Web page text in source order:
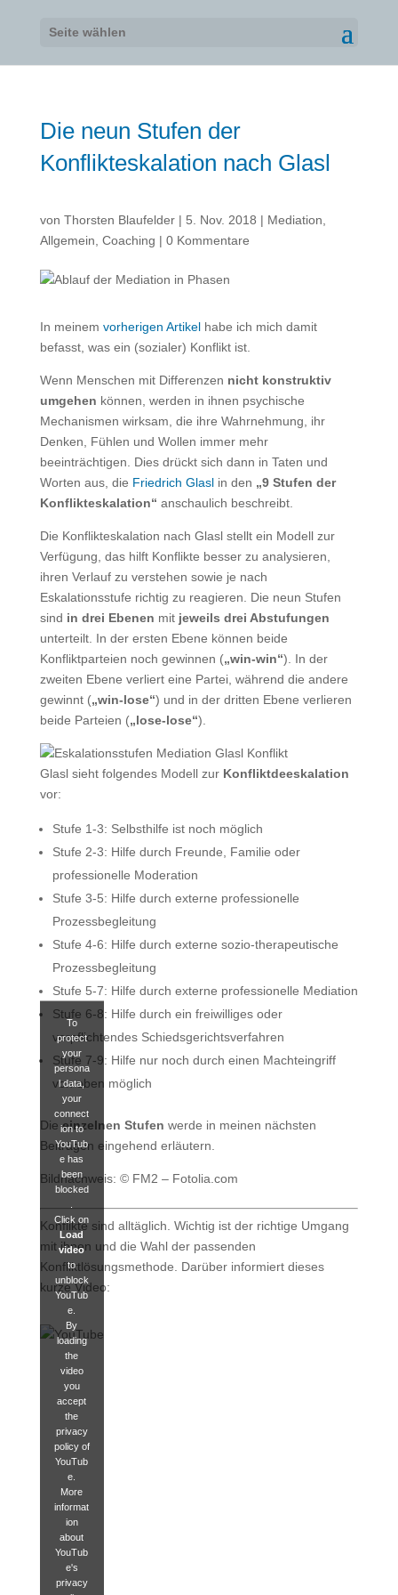
Seite wählen
Die neun Stufen der
Konflikteskalation nach Glasl
von Thorsten Blaufelder| 5. Nov. 2018 | Mediation
Allgemein Coaching | 0 Kommentare
In meinem vorherigen Artikelhabe ich mich damit
befasst, was ein (sozialer) Konflikt ist.
Wenn Menschen mit Differenzen nicht konstruktiv
umgehen können, werden in ihnen psychische
Mechanismen wirksam, die ihre Wahrnehmung, ihr
Denken, Fühlen und Wollen immer mehr
beeinträchtigen. Dies drückt sich dann in Taten und
Worten aus, die Friedrich Glaslin den „9 Stufen der
Konflikteskalation“ anschaulich beschreibt.
Die Konflikteskalation nach Glasl stellt ein Modell zur
Verfügung, das hilft Konflikte besser zu analysieren,
ihren Verlauf zu verstehen sowie je nach
Eskalationsstufe richtig zu reagieren. Die neun Stufen
sind in drei Ebenen mit jeweils drei Abstufungen
unterteilt. In der ersten Ebene können beide
Konfliktparteien noch gewinnen („win-win“). In der
zweiten Ebene verliert eine Partei, während die andere
gewinnt („win-lose“) und in der dritten Ebene verlieren
beide Parteien („lose-lose“).
Glasl sieht folgendes Modell zur Konfliktdeeskalation
vor:
Stufe 1-3: Selbsthilfe ist noch möglich
Stufe 2-3: Hilfe durch Freunde, Familie oder
professionelle Moderation
Stufe 3-5: Hilfe durch externe professionelle
Prozessbegleitung
Stufe 4-6: Hilfe durch externe sozio-therapeutische
Prozessbegleitung
Stufe 5-7: Hilfe durch externe professionelle Mediation
Stufe 6-8: Hilfe durch ein freiwilliges oder
verpflichtendes Schiedsgerichtsverfahren
Stufe 7-9: Hilfe nur noch durch einen Machteingriff
von oben möglich
Dieeinzelnen Stufen werde in meinen nächsten
Beiträgen eingehend erläutern.
Bildnachweis: © FM2 – Fotolia.com
Konflikte sind alltäglich. Wichtig ist der richtige Umgang
mit ihnen und die Wahl der passenden
Konfliktlösungsmethode. Darüber informiert dieses
kurze Video:
To
protect
your
persona
l data,
your
connect
ion to
YouTub
e has
been
blocked
Click on
Load
video
to
unblock
YouTub
e.
By
loading
the
video
you
accept
the
privacy
policy of
YouTub
e.
More
informat
ion
about
YouTub
e's
privacy